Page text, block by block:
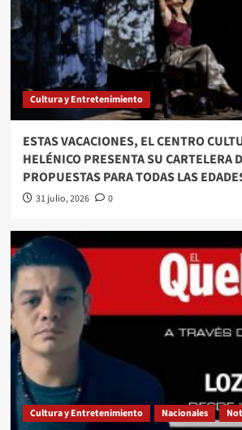
Cultura y Entretenimiento
ESTAS VACACIONES, EL CENTRO
HELÉNICO PRESENTA SU CARTELERA
PROPUESTAS PARA TODAS LAS
31 julio, 2026 0
Cultura y Entretenimiento Nacionales